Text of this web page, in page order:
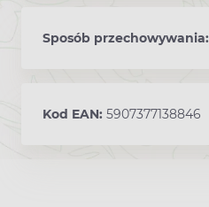
Sposób przechowywania:
Kod EAN: 5907377138846